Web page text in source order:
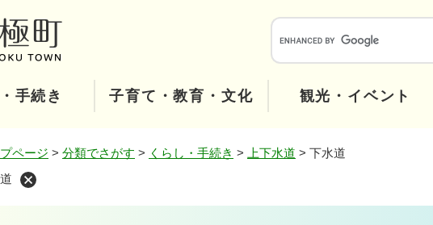
手続き 子育て・教育・文化 観光・イベント
ページ > 分類でさがす > くらし・手続き > 上下水道 > 下水道